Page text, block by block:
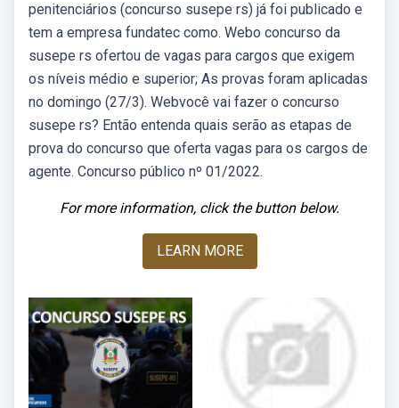
penitenciários (concurso susepe rs) já foi publicado e
tem a empresa fundatec como. Webo concurso da
susepe rs ofertou de vagas para cargos que exigem
os níveis médio e superior; As provas foram aplicadas
no domingo (27/3). Webvocê vai fazer o concurso
susepe rs? Então entenda quais serão as etapas de
prova do concurso que oferta vagas para os cargos de
agente. Concurso público nº 01/2022.
For more information, click the button below.
LEARN MORE